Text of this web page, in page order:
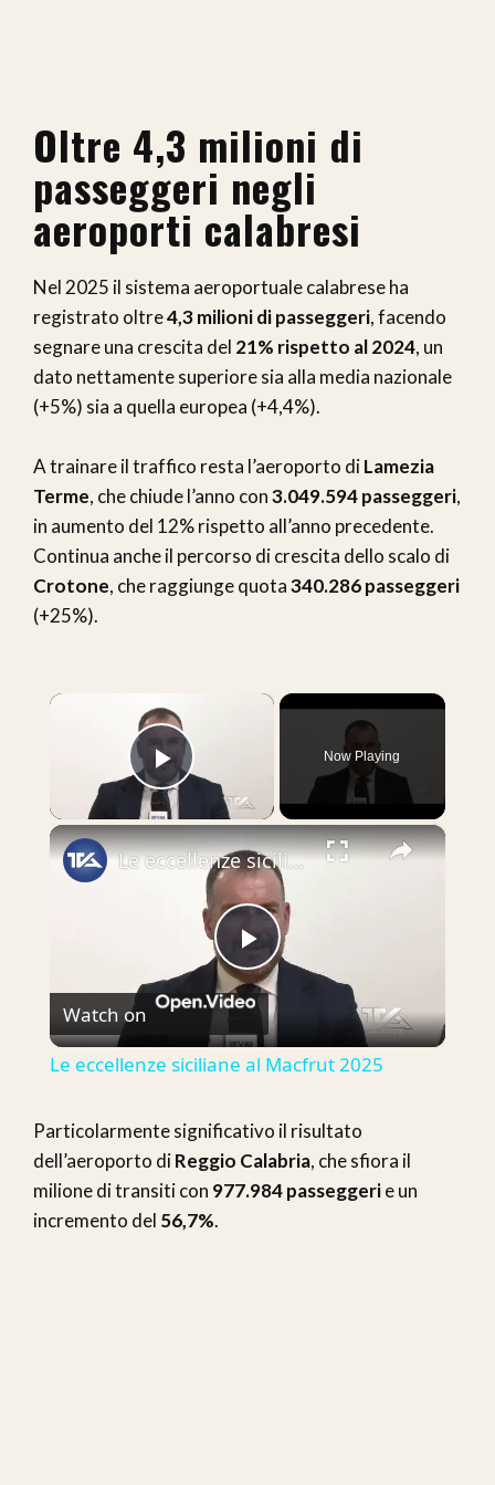
Oltre 4,3 milioni di
passeggeri negli
aeroporti calabresi
Nel 2025 il sistema aeroportuale calabrese ha
registrato oltre4,3 milioni di passeggeri, facendo
segnare una crescita del 21% rispetto al 2024, un
dato nettamente superiore sia alla media nazionale
(+5%) sia a quella europea (+4,4%).
A trainare il traffico resta l’aeroporto diLamezia
Terme, che chiude l’anno con3.049.594 passeggeri,
in aumento del 12% rispetto all’anno precedente.
Continua anche il percorso di crescita dello scalo di
Crotone, che raggiunge quota340.286 passeggeri
(+25%).
×
Play Video
Now Playing
×
Play
Video
Le eccellenze siciliane al Macfrut 2025
Watch on
Le eccellenze siciliane al Macfrut 2025
Particolarmente significativo il risultato
dell’aeroporto diReggio Calabria, che sfiora il
milione di transiti con 977.984 passeggerie un
incremento del 56,7%.